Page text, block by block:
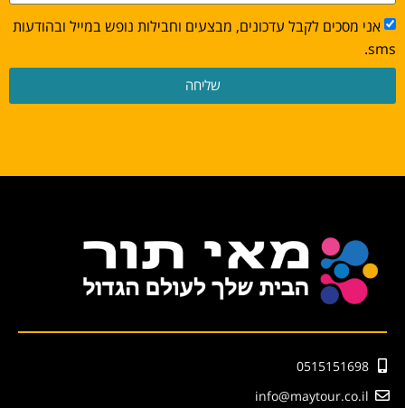
אני מסכים לקבל עדכונים, מבצעים וחבילות נופש במייל ובהודעות
sms.
שליחה
0515151698
info@maytour.co.il